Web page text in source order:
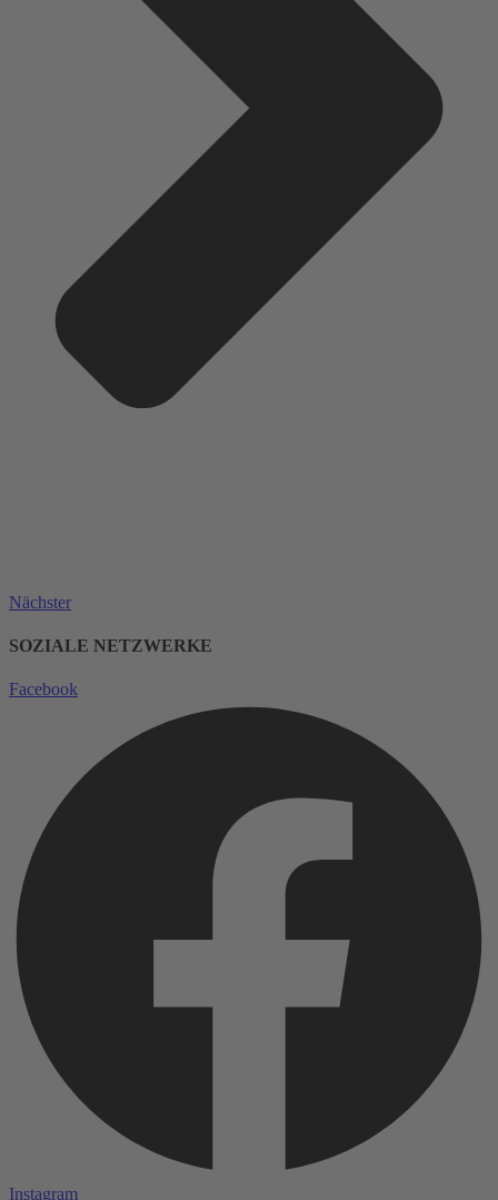
Nächster
SOZIALE NETZWERKE
Facebook
Instagram